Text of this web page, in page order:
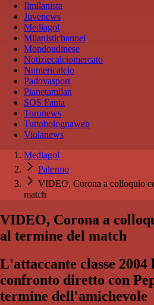
Ilmilanista
Juvenews
Mediagol
Milanistichannel
Mondoudinese
Notiziecalciomercato
Numericalcio
Padovasport
Pianetamilan
SOS Fanta
Toronews
Tuttobolognaweb
Violanews
Mediagol
Palermo
VIDEO, Corona a colloquio
match
VIDEO, Corona a
al termine del match
L'attaccante classe 2004
confronto diretto con
termine dell'amichevole